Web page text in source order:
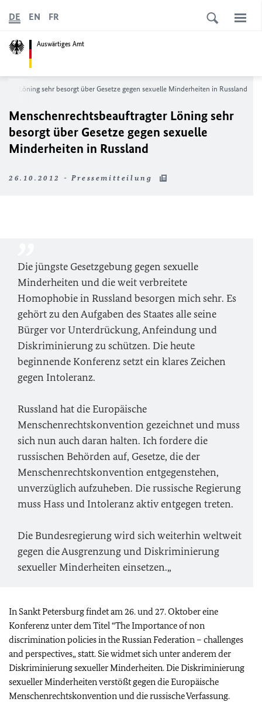
Auswärtiges Amt
DE EN FR
Löning sehr besorgt über Gesetze gegen sexuelle Minderheiten in Russland
Menschenrechtsbeauftragter Löning sehr
besorgt über Gesetze gegen sexuelle
Minderheiten in Russland
26.10.2012 - Pressemitteilung
Die jüngste Gesetzgebung gegen sexuelle
Minderheiten und die weit verbreitete
Homophobie in Russland besorgen mich sehr. Es
gehört zu den Aufgaben des Staates alle seine
Bürger vor Unterdrückung, Anfeindung und
Diskriminierung zu schützen. Die heute
beginnende Konferenz setzt ein klares Zeichen
gegen Intoleranz.
Russland hat die Europäische
Menschenrechtskonvention gezeichnet und muss
sich nun auch daran halten. Ich fordere die
russischen Behörden auf, Gesetze, die der
Menschenrechtskonvention entgegenstehen,
unverzüglich aufzuheben. Die russische Regierung
muss Hass und Intoleranz aktiv entgegen treten.
Die Bundesregierung wird sich weiterhin weltweit
gegen die Ausgrenzung und Diskriminierung
sexueller Minderheiten einsetzen.„
In Sankt Petersburg findet am 26. und 27. Oktober eine
Konferenz unter dem Titel “The Importance of non
discrimination policies in the Russian Federation – challenges
and perspectives„ statt. Sie widmet sich unter anderem der
Diskriminierung sexueller Minderheiten. Die Diskriminierung
sexueller Minderheiten verstößt gegen die Europäische
Menschenrechtskonvention und die russische Verfassung.